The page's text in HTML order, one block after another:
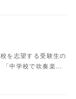
を志望する受験生の
「中学校で吹奏楽…